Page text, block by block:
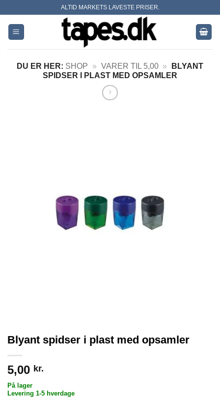
content
ALTID MARKETS LAVESTE PRISER.
DU ER HER: SHOP » VARER TIL 5,00 »
BLYANT
SPIDSER I PLAST MED OPSAMLER
Blyant spidser i plast med opsamler
5,00 kr.
På lager
Levering 1-5 hverdage